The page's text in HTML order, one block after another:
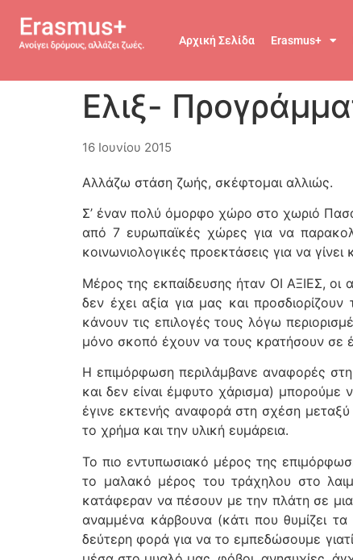
Αρχική Σελίδα Erasmus+
Ελιξ-
16 Ιουνίου 2015
Αλλάζω στάση ζωής, σκέφτομαι αλλιώς.
Σ’ έναν πολύ όμορφο χώρο στο χωριό
από 7 ευρωπαϊκές χώρες για να
κοινωνιολογικές προεκτάσεις για να
Μέρος της εκπαίδευσης ήταν ΟΙ ΑΞΙΕΣ, οι
δεν έχει αξία για μας και
κάνουν τις επιλογές τους λόγω
μόνο σκοπό έχουν να τους κρατήσουν σε
Η επιμόρφωση περιλάμβανε αναφορές στη
και δεν είναι έμφυτο χάρισμα)
έγινε εκτενής αναφορά στη σχέση μεταξύ
το χρήμα και την υλική ευμάρεια.
Το πιο εντυπωσιακό μέρος της
το μαλακό μέρος του τράχηλου στο
κατάφεραν να πέσουν με την πλάτη σε
αναμμένα κάρβουνα (κάτι που θυμίζει
δεύτερη φορά για να το εμπεδώσουμε